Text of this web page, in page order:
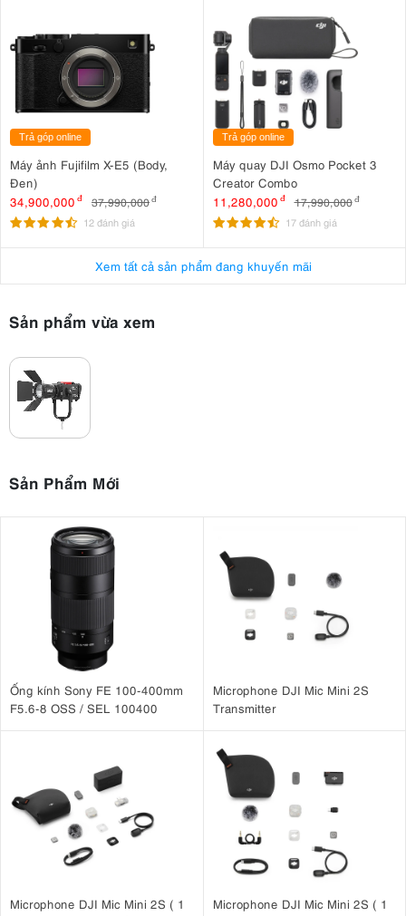
Trả góp online
Máy ảnh Fujifilm X-E5 (Body,
Đen)
34,900,000 đ 37,990,000đ
12 đánh giá
Trả góp online
Máy quay DJI Osmo Pocket 3
Creator Combo
11,280,000 đ 17,990,000 đ
17 đánh giá
Xem tất cả sản phẩm đang khuyến mãi
Sản phẩm vừa xem
Sản Phẩm Mới
Ống kính Sony FE 100-400mm
F5.6-8 OSS / SEL 100400
Microphone DJI Mic Mini 2S
Transmitter
Microphone DJI Mic Mini 2S ( 1
Microphone DJI Mic Mini 2S ( 1